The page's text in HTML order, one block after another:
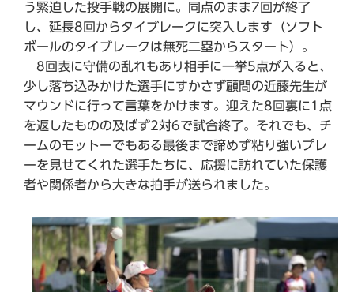
う緊迫した投手戦の展開に。同点のまま7回が終了
し、延長8回からタイブレークに突入します（ソフト
ボールのタイブレークは無死二塁からスタート）。
8回表に守備の乱れもあり相手に一挙5点が入ると、
少し落ち込みかけた選手にすかさず顧問の近藤先生が
マウンドに行って言葉をかけます。迎えた8回裏に1点
を返したものの及ばず2対6で試合終了。それでも、チ
ームのモットーでもある最後まで諦めず粘り強いプレ
ーを見せてくれた選手たちに、応援に訪れていた保護
者や関係者から大きな拍手が送られました。